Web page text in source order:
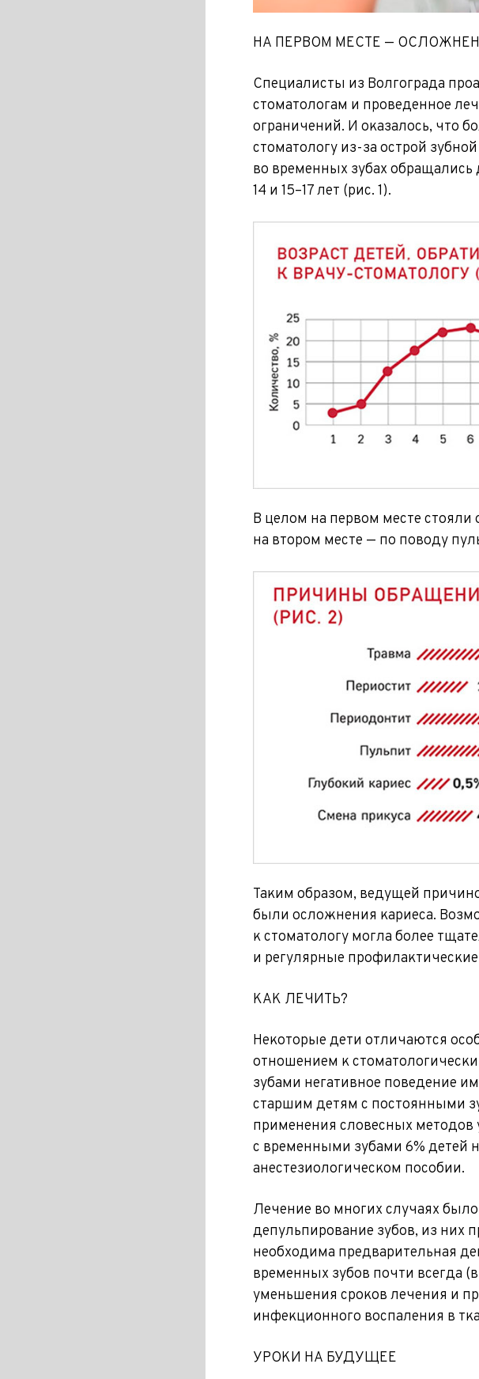
НА ПЕРВОМ МЕСТЕ —
Специалисты из Волгограда
стоматологам и проведенное
ограничений. И оказалось, что
стоматологу из-за острой
во временных зубах обращались
14 и 15–17 лет (рис. 1).
В целом на первом месте
на втором месте — по поводу
Таким образом, ведущей
были осложнения кариеса.
к стоматологу могла более
и регулярные
КАК ЛЕЧИТЬ?
Некоторые дети отличаются
отношением к
зубами негативное поведение
старшим детям с постоянными
применения словесных
с временными зубами 6% детей
анестезиологическом пособии.
Лечение во многих случаях
депульпирование зубов, из них
необходима предварительная
временных зубов почти всегда
уменьшения сроков лечения и
инфекционного воспаления в
УРОКИ НА БУДУЩЕЕ